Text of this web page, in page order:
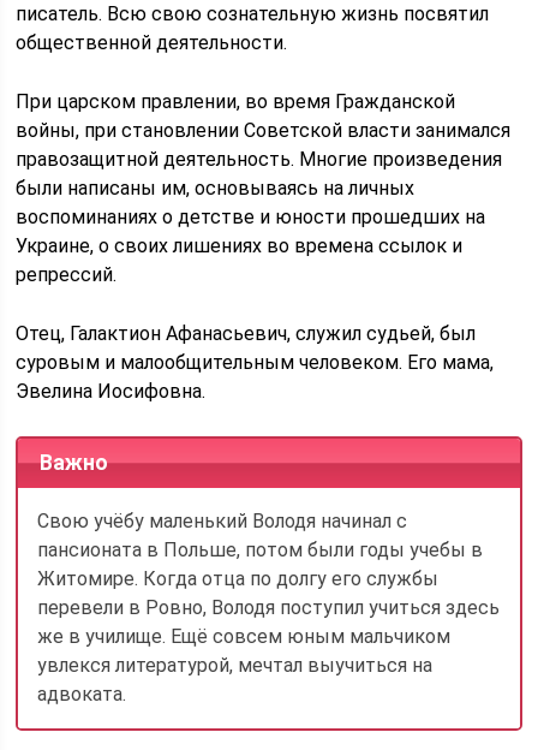
писатель. Всю свою сознательную жизнь посвятил
общественной деятельности.
При царском правлении, во время Гражданской
войны, при становлении Советской власти занимался
правозащитной деятельность. Многие произведения
были написаны им, основываясь на личных
воспоминаниях о детстве и юности прошедших на
Украине, о своих лишениях во времена ссылок и
репрессий.
Отец, Галактион Афанасьевич, служил судьей, был
суровым и малообщительным человеком. Его мама,
Эвелина Иосифовна.
Важно
Свою учёбу маленький Володя начинал с
пансионата в Польше, потом были годы учебы в
Житомире. Когда отца по долгу его службы
перевели в Ровно, Володя поступил учиться здесь
же в училище. Ещё совсем юным мальчиком
увлекся литературой, мечтал выучиться на
адвоката.